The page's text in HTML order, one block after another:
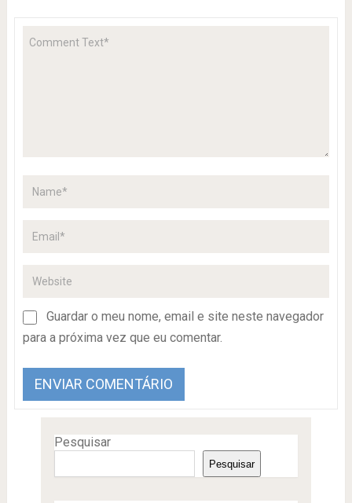
Guardar o meu nome, email e site neste navegador
para a próxima vez que eu comentar.
Pesquisar
Pesquisar